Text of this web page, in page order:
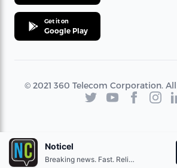
Get it on
Google Play
© 2021 360 Telecom Corporation.
Noticel
Breaking news. Fast. Reliable.